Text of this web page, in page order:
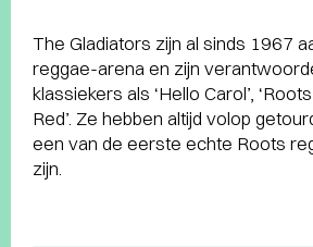
The Gladiators zijn al sinds 1967
reggae-arena en zijn
klassiekers als ‘Hello Carol’,
Red’. Ze hebben altijd volop
een van de eerste echte Roots
zijn.